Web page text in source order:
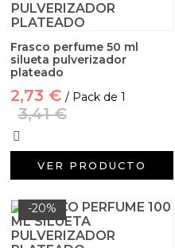
Frasco perfume 50 ml
silueta pulverizador
plateado
2,73 € / Pack de 1
3,41 €
VER PRODUCTO
-20%